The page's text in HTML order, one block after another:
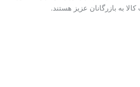
به بازرگانان عزیز هستند.